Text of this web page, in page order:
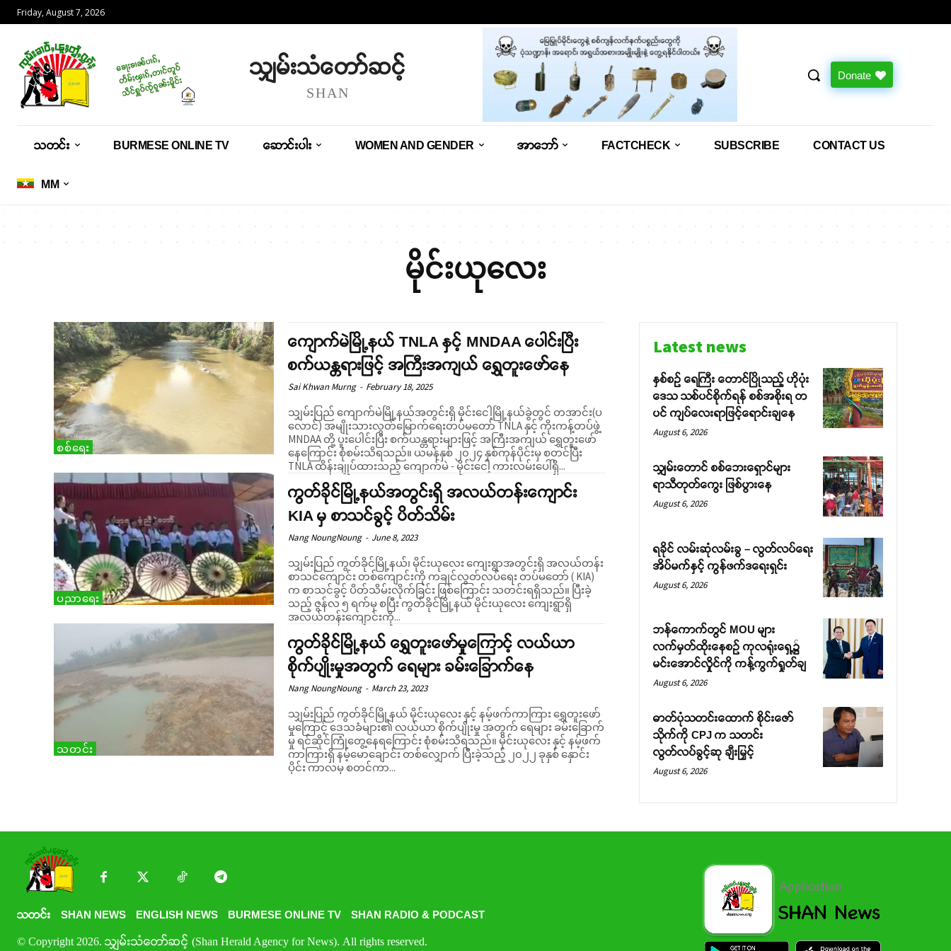
Friday, August 7, 2026
သျှမ်းသံတော်ဆင့်
SHAN
Donate
သတင်း BURMESE ONLINE TV ဆောင်းပါး WOMEN AND GENDER အာဘော် FACTCHECK SUBSCRIBE CONTACT US
MM
မိုင်းယုလေး
စစ်ရေး
ကျောက်မဲမြို့နယ် TNLA နှင့် MNDAA ပေါင်းပြီး
စက်ယန္တရားဖြင့် အကြီးအကျယ် ရွှေတူးဖော်နေ
Sai Khwan Murng - February 18, 2025
သျှမ်းပြည် ကျောက်မဲမြို့နယ်အတွင်းရှိ မိုင်းငေါ့မြို့နယ်ခွဲတွင် တအာင်း(ပ
လောင်) အမျိုးသားလွတ်မြောက်ရေးတပ်မတော် TNLA နှင့် ကိုးကန့်တပ်ဖွဲ့
MNDAA တို့ ပူးပေါင်းပြီး စက်ယန္တရားများဖြင့် အကြီးအကျယ် ရွှေတူးဖော်
နေကြောင်း စုံစမ်းသိရသည်။ ယမန်နှစ် ၂၀၂၄ နှစ်ကုန်ပိုင်းမှ စတင်ပြီး
TNLA ထိန်းချုပ်ထားသည့် ကျောက်မဲ - မိုင်းငေါ့ ကားလမ်းပေါ်ရှိ...
ပညာရေး
ကွတ်ခိုင်မြို့နယ်အတွင်းရှိ အလယ်တန်းကျောင်း
KIA မှ စာသင်ခွင့် ပိတ်သိမ်း
Nang NoungNoung - June 8, 2023
သျှမ်းပြည် ကွတ်ခိုင်မြို့နယ်၊ မိုင်းယုလေး ကျေးရွာအတွင်းရှိ အလယ်တန်း
စာသင်ကျောင်း တစ်ကျောင်းကို ကချင်လွတ်လပ်ရေး တပ်မတော် ( KIA)
က စာသင်ခွင့် ပိတ်သိမ်းလိုက်ခြင်း ဖြစ်ကြောင်း သတင်းရရှိသည်။ ပြီးခဲ့
သည့် ဇွန်လ ၅ ရက်မှ စပြီး ကွတ်ခိုင်မြို့နယ် မိုင်းယုလေး ကျေးရွာရှိ
အလယ်တန်းကျောင်းကို...
သတင်း
ကွတ်ခိုင်မြို့နယ် ရွှေတူးဖော်မှုကြောင့် လယ်ယာ
စိုက်ပျိုးမှုအတွက် ရေများ ခမ်းခြောက်နေ
Nang NoungNoung - March 23, 2023
သျှမ်းပြည် ကွတ်ခိုင်မြို့နယ် မိုင်းယုလေး နှင့် နမ့်ဖက်ကာကြား ရွှေတူးဖော်
မှုကြောင့် ဒေသခံများ၏ လယ်ယာ စိုက်ပျိုးမှု အတွက် ရေများ ခမ်းခြောက်
မှု ရင်ဆိုင်ကြုံတွေ့နေရကြောင်း စုံစမ်းသိရသည်။ မိုင်းယုလေး နှင့် နမ့်ဖက်
ကာကြားရှိ နမ့်မောချောင်း တစ်လျှောက် ပြီးခဲ့သည့် ၂၀၂၂ ခုနှစ် နှောင်း
ပိုင်း ကာလမှ စတင်ကာ...
Latest news
နှစ်စဉ် ရေကြီး တောင်ပြိုသည့် ဟိုပုံး
ဒေသ သစ်ပင်စိုက်ရန် စစ်အစိုးရ တ
ပင် ကျပ်လေးရာဖြင့်ရောင်းချနေ
August 6, 2026
သျှမ်းတောင် စစ်ဘေးရှောင်များ
ရာသီတုတ်ကွေး ဖြစ်ပွားနေ
August 6, 2026
ရခိုင် လမ်းဆုံလမ်းခွ – လွတ်လပ်ရေး
အိပ်မက်နှင့် ကွန်ဖက်ဒရေးရှင်း
August 6, 2026
ဘန်ကောက်တွင် MOU များ
လက်မှတ်ထိုးနေစဉ် ကုလရုံးရှေ့၌
မင်းအောင်လှိုင်ကို ကန့်ကွက်ရှုတ်ချ
August 6, 2026
ဓာတ်ပုံသတင်းထောက် စိုင်းဇော်
သိုက်ကို CPJ က သတင်း
လွတ်လပ်ခွင့်ဆု ချီးမြှင့်
August 6, 2026
သတင်း SHAN NEWS ENGLISH NEWS BURMESE ONLINE TV SHAN RADIO & PODCAST
© Copyright 2026. သျှမ်းသံတော်ဆင့် (Shan Herald Agency for News). All rights reserved.